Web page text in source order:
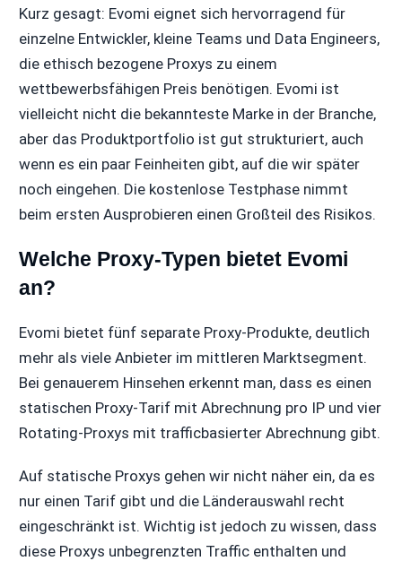
Kurz gesagt: Evomi eignet sich hervorragend für
einzelne Entwickler, kleine Teams und Data Engineers,
die ethisch bezogene Proxys zu einem
wettbewerbsfähigen Preis benötigen. Evomi ist
vielleicht nicht die bekannteste Marke in der Branche,
aber das Produktportfolio ist gut strukturiert, auch
wenn es ein paar Feinheiten gibt, auf die wir später
noch eingehen. Die kostenlose Testphase nimmt
beim ersten Ausprobieren einen Großteil des Risikos.
Welche Proxy-Typen bietet Evomi
an?
Evomi bietet fünf separate Proxy-Produkte, deutlich
mehr als viele Anbieter im mittleren Marktsegment.
Bei genauerem Hinsehen erkennt man, dass es einen
statischen Proxy-Tarif mit Abrechnung pro IP und vier
Rotating-Proxys mit trafficbasierter Abrechnung gibt.
Auf statische Proxys gehen wir nicht näher ein, da es
nur einen Tarif gibt und die Länderauswahl recht
eingeschränkt ist. Wichtig ist jedoch zu wissen, dass
diese Proxys unbegrenzten Traffic enthalten und